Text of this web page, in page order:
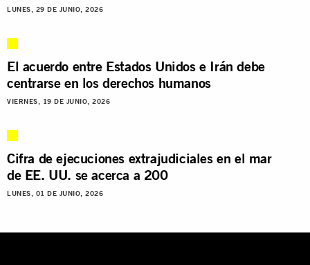
LUNES, 29 DE JUNIO, 2026
El acuerdo entre Estados Unidos e Irán debe
centrarse en los derechos humanos
VIERNES, 19 DE JUNIO, 2026
Cifra de ejecuciones extrajudiciales en el mar
de EE. UU. se acerca a 200
LUNES, 01 DE JUNIO, 2026